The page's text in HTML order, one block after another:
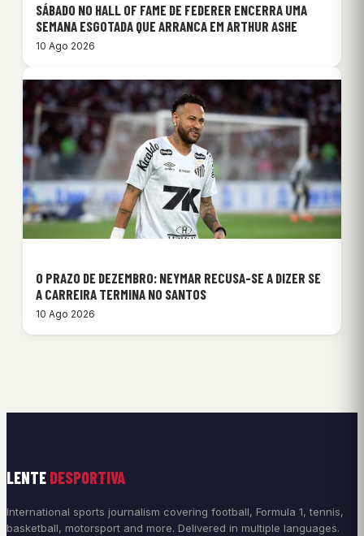
SÁBADO NO HALL OF FAME DE FEDERER ENCERRA UMA
SEMANA ESGOTADA QUE ARRANCA EM ARTHUR ASHE
10 Ago 2026
O PRAZO DE DEZEMBRO: NEYMAR RECUSA-SE A DIZER SE
A CARREIRA TERMINA NO SANTOS
10 Ago 2026
LENTE DESPORTIVA
International sports journalism covering football, Formula 1, tennis,
basketball, motorsport and more. Delivered in multiple languages.